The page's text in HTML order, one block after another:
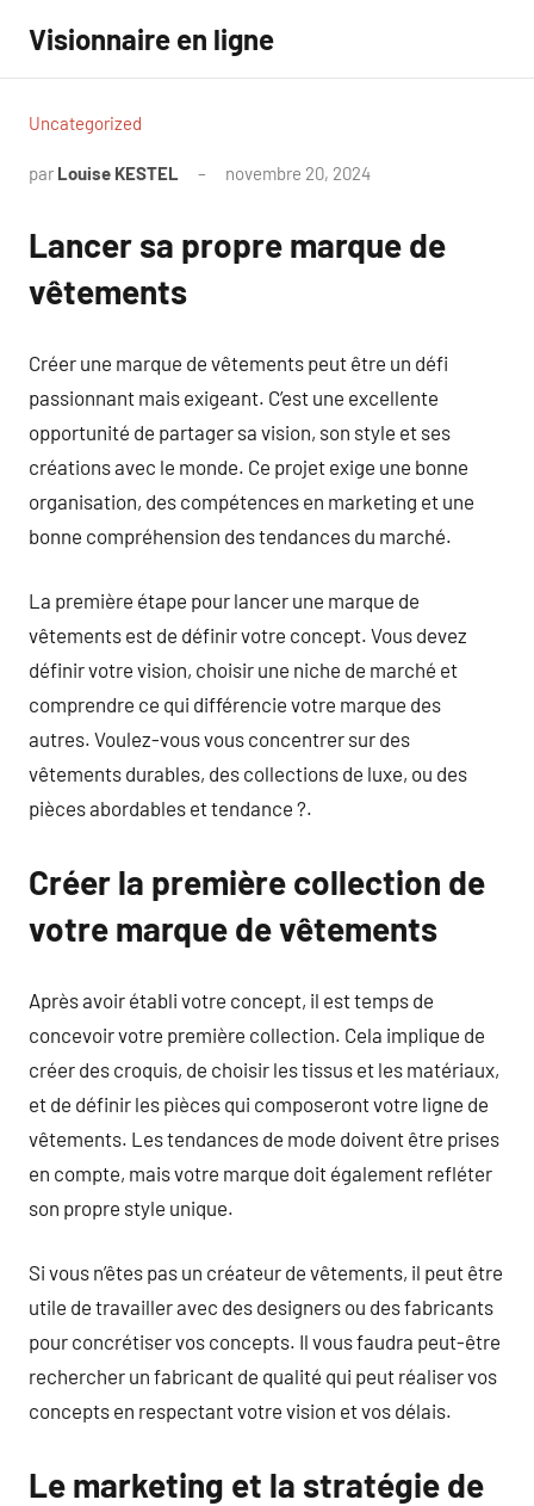
contenu
Visionnaire en ligne
Uncategorized
par Louise KESTEL novembre 20, 2024
Lancer sa propre marque de
vêtements
Créer une marque de vêtements peut être un défi
passionnant mais exigeant. C’est une excellente
opportunité de partager sa vision, son style et ses
créations avec le monde. Ce projet exige une bonne
organisation, des compétences en marketing et une
bonne compréhension des tendances du marché.
La première étape pour lancer une marque de
vêtements est de définir votre concept. Vous devez
définir votre vision, choisir une niche de marché et
comprendre ce qui différencie votre marque des
autres. Voulez-vous vous concentrer sur des
vêtements durables, des collections de luxe, ou des
pièces abordables et tendance ?.
Créer la première collection de
votre marque de vêtements
Après avoir établi votre concept, il est temps de
concevoir votre première collection. Cela implique de
créer des croquis, de choisir les tissus et les matériaux,
et de définir les pièces qui composeront votre ligne de
vêtements. Les tendances de mode doivent être prises
en compte, mais votre marque doit également refléter
son propre style unique.
Si vous n’êtes pas un créateur de vêtements, il peut être
utile de travailler avec des designers ou des fabricants
pour concrétiser vos concepts. Il vous faudra peut-être
rechercher un fabricant de qualité qui peut réaliser vos
concepts en respectant votre vision et vos délais.
Le marketing et la stratégie de